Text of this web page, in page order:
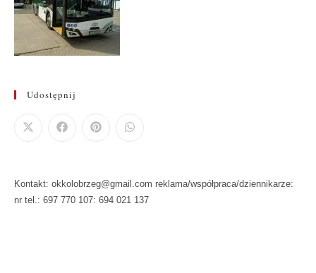
Udostępnij
Kontakt: okkolobrzeg@gmail.com reklama/współpraca/dziennikarze:
nr tel.: 697 770 107: 694 021 137